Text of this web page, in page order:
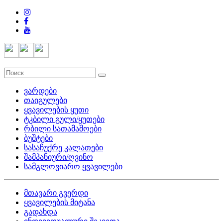
ვარდები
თაიგულები
ყვავილების ყუთი
ტკბილი გული/ყუთები
რბილი სათამაშოები
ბუშტები
სასაჩუქრე კალათები
შამპანიური/ღვინო
სამგლოვიარო ყვავილები
მთავარი გვერდი
ყვავილების მიტანა
გადახდა